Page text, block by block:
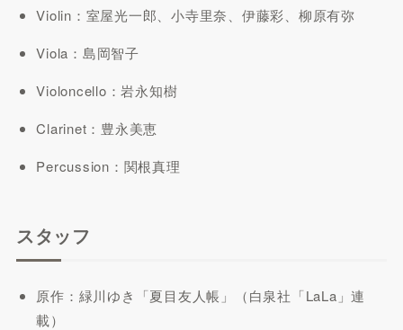
Violin：室屋光一郎、小寺里奈、伊藤彩、柳原有弥
Viola：島岡智子
Violoncello：岩永知樹
Clarinet：豊永美恵
Percussion：関根真理
スタッフ
原作：緑川ゆき「夏目友人帳」（白泉社「LaLa」連
載）